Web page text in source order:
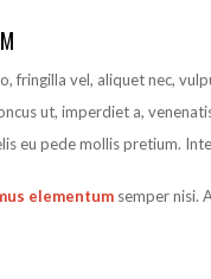
fringilla vel, aliquet nec,
ut, imperdiet a,
eu pede mollis pretium.
elementum semper nisi.